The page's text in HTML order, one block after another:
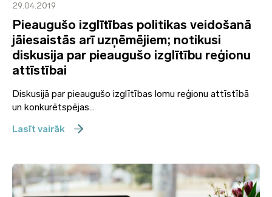
29.04.2019
Pieaugušo izglītības politikas veidošanā
jāiesaistās arī uzņēmējiem; notikusi
diskusija par pieaugušo izglītību reģionu
attīstībai
Diskusijā par pieaugušo izglītības lomu reģionu attīstībā
un konkurētspējas...
Lasīt vairāk